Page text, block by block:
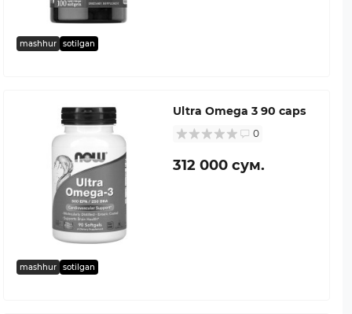
mashhur sotilgan
mashhur sotilgan
Ultra Omega 3 90 caps
0
312 000 сум.